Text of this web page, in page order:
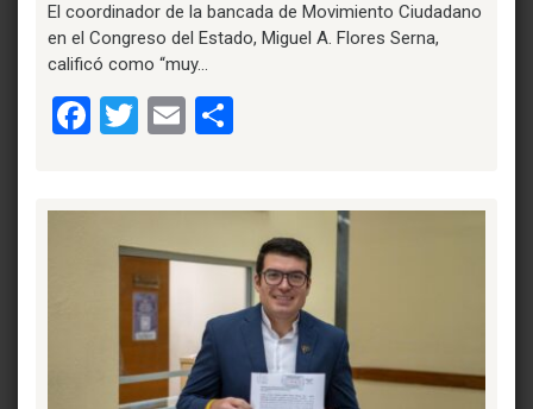
El coordinador de la bancada de Movimiento Ciudadano
en el Congreso del Estado, Miguel A. Flores Serna,
calificó como “muy…
Facebook
Twitter
Email